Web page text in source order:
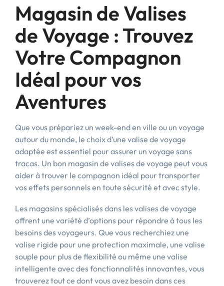
Magasin de Valises
de Voyage : Trouvez
Votre Compagnon
Idéal pour vos
Aventures
Que vous prépariez un week-end en ville ou un voyage
autour du monde, le choix d’une valise de voyage
adaptée est essentiel pour assurer un voyage sans
tracas. Un bon magasin de valises de voyage peut vous
aider à trouver le compagnon idéal pour transporter
vos effets personnels en toute sécurité et avec style.
Les magasins spécialisés dans les valises de voyage
offrent une variété d’options pour répondre à tous les
besoins des voyageurs. Que vous recherchiez une
valise rigide pour une protection maximale, une valise
souple pour plus de flexibilité ou même une valise
intelligente avec des fonctionnalités innovantes, vous
trouverez tout ce dont vous avez besoin dans ces